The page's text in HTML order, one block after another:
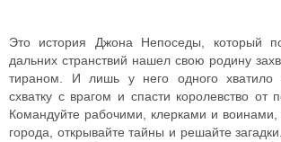
Это история Джона Непоседы, который
дальних странствий нашел свою родину
тираном. И лишь у него одного хватило
схватку с врагом и спасти королевство от
Командуйте рабочими, клерками и воинами,
города, открывайте тайны и решайте